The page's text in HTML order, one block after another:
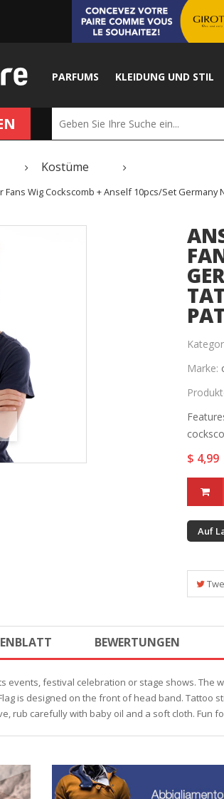
PARFUMS KLEIDUNG UND STIL
Kostüme
Fans Wig Cockscomb + Anself 10pcs/set
Marke:
$ 4,99
Auf
BEWERTUNGEN
events, festival celebration or stage shows.
is designed on the front of head band. Tattoo
rub carefully with baby oil and a soft cloth. Fun